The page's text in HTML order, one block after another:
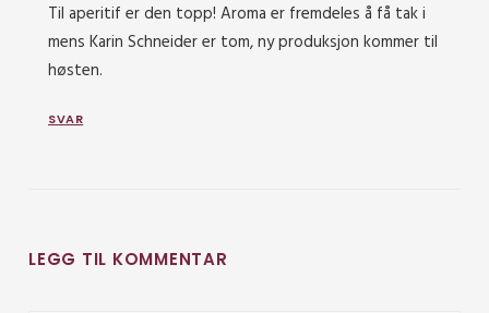
Til aperitif er den topp! Aroma er fremdeles å få tak i
mens Karin Schneider er tom, ny produksjon kommer til
høsten.
SVAR
LEGG TIL KOMMENTAR